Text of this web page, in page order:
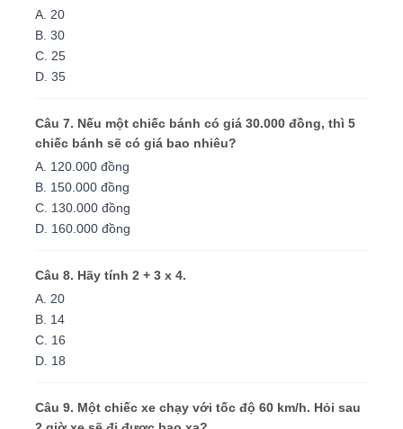
A. 20
B. 30
C. 25
D. 35
Câu 7. Nếu một chiếc bánh có giá 30.000 đồng, thì 5
chiếc bánh sẽ có giá bao nhiêu?
A. 120.000 đồng
B. 150.000 đồng
C. 130.000 đồng
D. 160.000 đồng
Câu 8. Hãy tính 2 + 3 x 4.
A. 20
B. 14
C. 16
D. 18
Câu 9. Một chiếc xe chạy với tốc độ 60 km/h. Hỏi sau